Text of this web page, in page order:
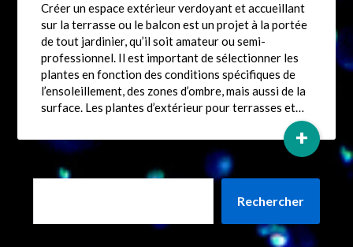
Créer un espace extérieur verdoyant et accueillant
sur la terrasse ou le balcon est un projet à la portée
de tout jardinier, qu’il soit amateur ou semi-
professionnel. Il est important de sélectionner les
plantes en fonction des conditions spécifiques de
l’ensoleillement, des zones d’ombre, mais aussi de la
surface. Les plantes d’extérieur pour terrasses et…
+
Rechercher